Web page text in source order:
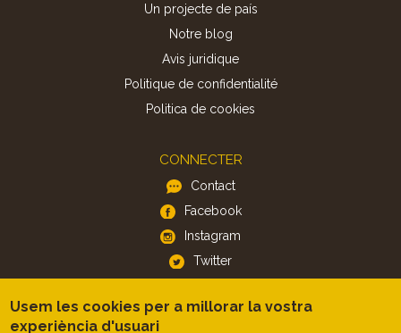
Un projecte de país
Notre blog
Avis juridique
Politique de confidentialité
Politica de cookies
CONNECTER
Contact
Facebook
Instagram
Twitter
APP
Usem les cookies per a millorar la vostra
experiència d'usuari